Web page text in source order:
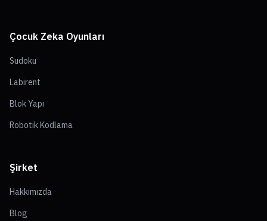
Çocuk Zeka Oyunları
Sudoku
Labirent
Blok Yapı
Robotik Kodlama
Şirket
Hakkımızda
Blog